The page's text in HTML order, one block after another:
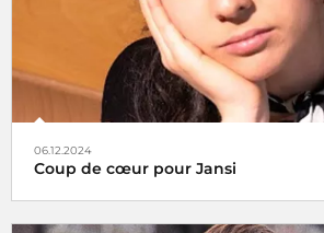
06.12.2024
Coup de cœur pour Jansi